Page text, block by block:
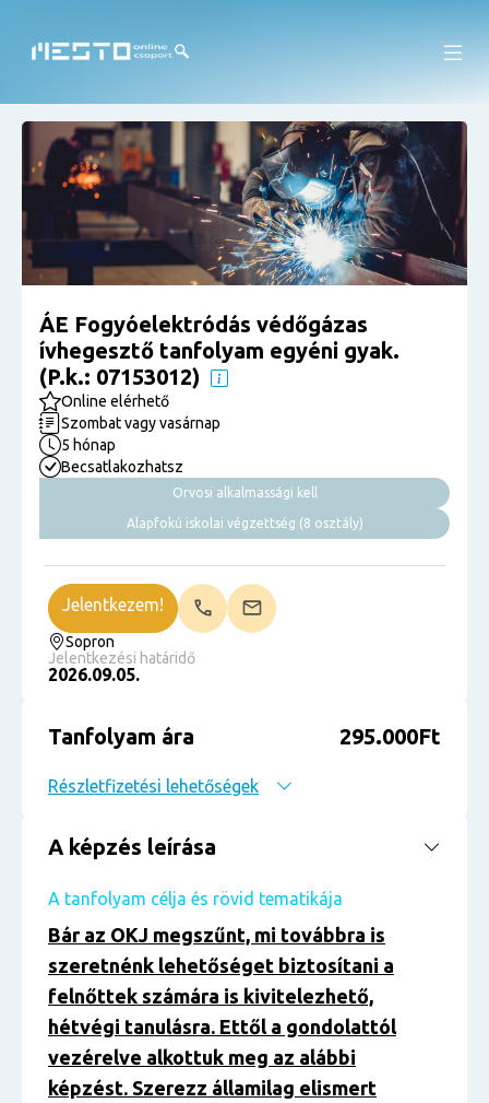
ÁE Fogyóelektródás védőgázas
ívhegesztő tanfolyam egyéni gyak.
(P.k.: 07153012)
Online elérhető
Szombat vagy vasárnap
5 hónap
Becsatlakozhatsz
Orvosi alkalmassági kell
Alapfokú iskolai végzettség (8 osztály)
Sopron
Jelentkezési határidő
2026.09.05.
Jelentkezem!
Tanfolyam ára 295.000Ft
Részletfizetési lehetőségek
A képzés leírása
A tanfolyam célja és rövid tematikája
Bár az OKJ megszűnt, mi továbbra is
szeretnénk lehetőséget biztosítani a
felnőttek számára is kivitelezhető,
hétvégi tanulásra. Ettől a gondolattól
vezérelve alkottuk meg az alábbi
képzést. Szerezz államilag elismert